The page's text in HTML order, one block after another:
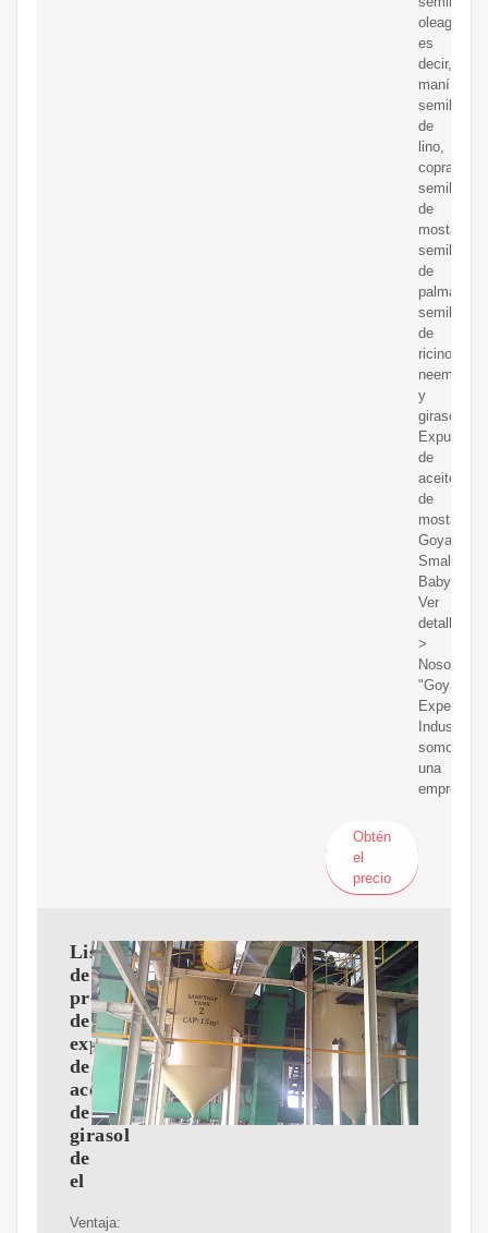
es
decir,
maní,
semillas
de
lino,
copra,
semillas
de
mostaza,
semillas
de
palma,
semillas
de
ricino,
neem
y
girasol.
Expulsor
de
aceite
de
mostaza
Goyal
Small
Baby
Ver
detalles
>
Nosotros,
"Goyal
Expeller
somos
una
empresa
Obtén
el
precio
Lista
de
precios
de
expulsores
de
aceite
de
girasol
de
el
Ventaja: